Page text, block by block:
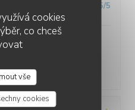
cookies
co chceš
vše
cookies
5/5
marché, endroit très
et l'accueil/service